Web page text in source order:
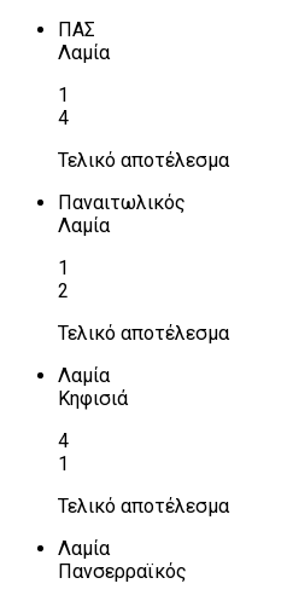
ΠΑΣ
Λαμία
1
4
Τελικό αποτέλεσμα
Παναιτωλικός
Λαμία
1
2
Τελικό αποτέλεσμα
Λαμία
Κηφισιά
4
1
Τελικό αποτέλεσμα
Λαμία
Πανσερραϊκός